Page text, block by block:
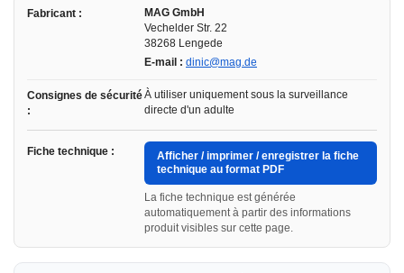
Fabricant :
MAG GmbH
Vechelder Str. 22
38268 Lengede
E-mail : dinic@mag.de
Consignes de sécurité
:
À utiliser uniquement sous la surveillance
directe d'un adulte
Fiche technique :
Afficher / imprimer / enregistrer la fiche
technique au format PDF
La fiche technique est générée
automatiquement à partir des informations
produit visibles sur cette page.